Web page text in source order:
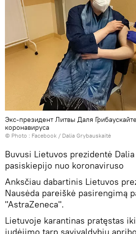
Экс-президент Литвы Даля
коронавируса
© Photo : Facebook / Dalia Grybauskaitė
Buvusi Lietuvos prezidentė
pasiskiepijo nuo koronaviruso
Anksčiau dabartinis Lietuvos
Nausėda pareiškė pasirengimą
"AstraZeneca".
Lietuvoje karantinas pratęstas
judėjimo tarp savivaldybių